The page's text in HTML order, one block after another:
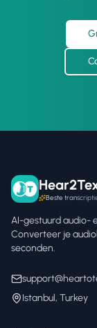
Beste
AI-gestuurd audio-
Converteer je
seconden.
Istanbul, Turkey